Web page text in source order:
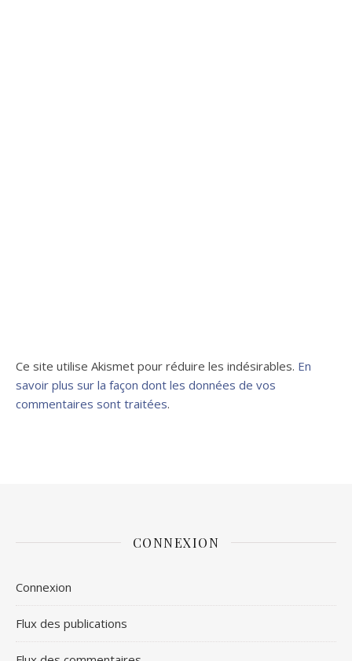
Ce site utilise Akismet pour réduire les indésirables. En
savoir plus sur la façon dont les données de vos
commentaires sont traitées.
CONNEXION
Connexion
Flux des publications